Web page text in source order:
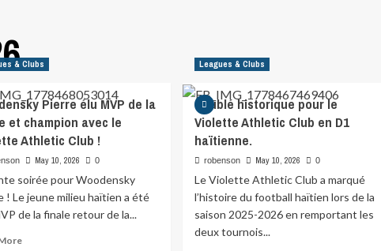
& Clubs
Pierre élu MVP de la
et champion avec le
Athletic Club !
May 10, 2026 0
soirée pour Woodensky
! Le jeune milieu haïtien a été
de la finale retour de la...
Leagues & Clubs
Doublé historique pour le
Violette Athletic Club en D1
haïtienne.
robenson May 10, 2026 0
Le Violette Athletic Club a marqué
l’histoire du football haïtien lors de la
saison 2025-2026 en remportant les
deux tournois...